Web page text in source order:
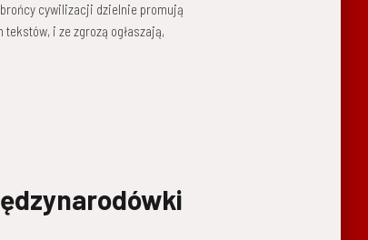
cywilizacji dzielnie promują
i ze zgrozą ogłaszają,